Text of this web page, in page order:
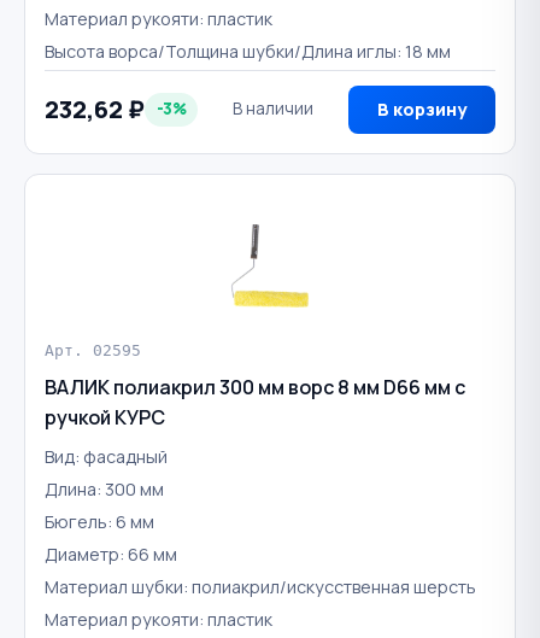
Материал рукояти: пластик
Высота ворса/Толщина шубки/Длина иглы: 18 мм
232,62 ₽ -3% В наличии В корзину
Арт. 02595
ВАЛИК полиакрил 300 мм ворс 8 мм D66 мм с
ручкой КУРС
Вид: фасадный
Длина: 300 мм
Бюгель: 6 мм
Диаметр: 66 мм
Материал шубки: полиакрил/искусственная шерсть
Материал рукояти: пластик